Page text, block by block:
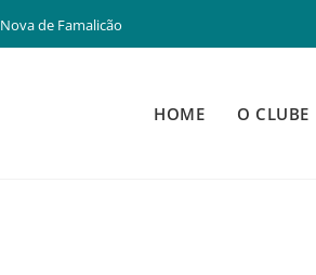
de Famalicão
HOME O CLUBE